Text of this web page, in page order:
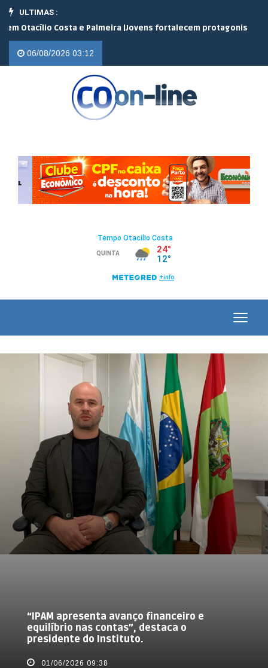
ULTIMAS :
Costa e Palmeira |Jovens fortalecem protagonismo no
06/08/2026 03:12
“IPAM apresenta avanço financeiro e
equilíbrio nas contas”, destaca o
presidente do Instituto.
01/06/2026 09:38